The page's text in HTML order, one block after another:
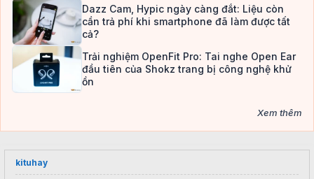
Dazz Cam, Hypic ngày càng đắt: Liệu còn
cần trả phí khi smartphone đã làm được tất
cả?
Trải nghiệm OpenFit Pro: Tai nghe Open Ear
đầu tiên của Shokz trang bị công nghệ khử
ồn
Xem thêm
kituhay